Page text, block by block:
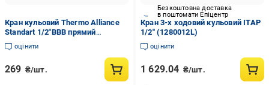
Кран кульовий Thermo Alliance
Standart 1/2"ВВВ прямий
триходовий латунний
нікельований PN40 важіль
оцінити
269 ₴/шт.
Безкоштовна доставка
в поштомати Епіцентр
Кран 3-х ходовий кульовий ITAP
1/2" (1280012L)
оцінити
1 629.04 ₴/шт.